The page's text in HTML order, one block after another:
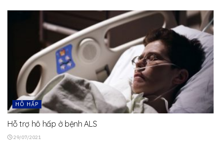
HÔ HẤP
Hỗ trợ hô hấp ở bệnh ALS
29/07/2021